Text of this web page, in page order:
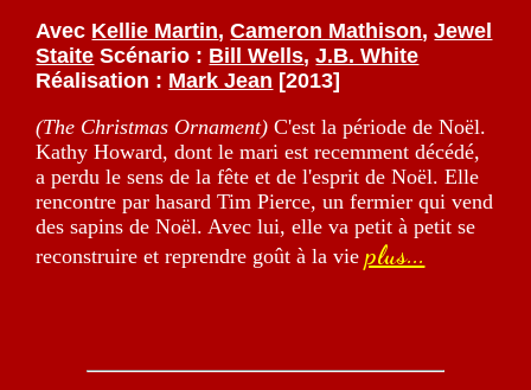
Avec Kellie Martin,Cameron Mathison,Jewel
Staite Scénario : Bill Wells,J.B. White
Réalisation : Mark Jean [2013]
(The Christmas Ornament) C'est la période de Noël.
Kathy Howard, dont le mari est recemment décédé,
a perdu le sens de la fête et de l'esprit de Noël. Elle
rencontre par hasard Tim Pierce, un fermier qui vend
des sapins de Noël. Avec lui, elle va petit à petit se
reconstruire et reprendre goût à la vieplus...